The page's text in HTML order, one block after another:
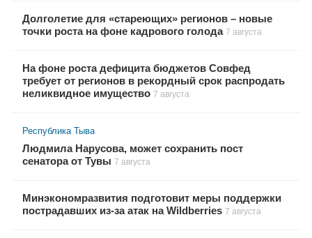
Долголетие для «стареющих» регионов – новые
точки роста на фоне кадрового голода 7 августа
На фоне роста дефицита бюджетов Совфед
требует от регионов в рекордный срок распродать
неликвидное имущество 7 августа
Республика Тыва
Людмила Нарусова, может сохранить пост
сенатора от Тувы 7 августа
Минэкономразвития подготовит меры поддержки
пострадавших из-за атак на Wildberries 7 августа